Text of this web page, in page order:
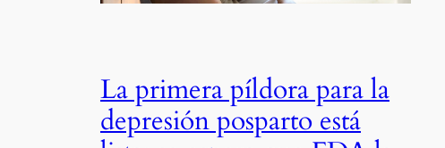
La primera píldora para la
depresión posparto está